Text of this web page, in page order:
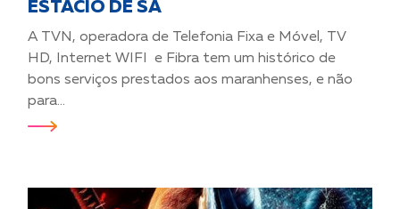
ESTÁCIO DE SÁ
A TVN, operadora de Telefonia Fixa e Móvel, TV
HD, Internet WIFI e Fibra tem um histórico de
bons serviços prestados aos maranhenses, e não
para...